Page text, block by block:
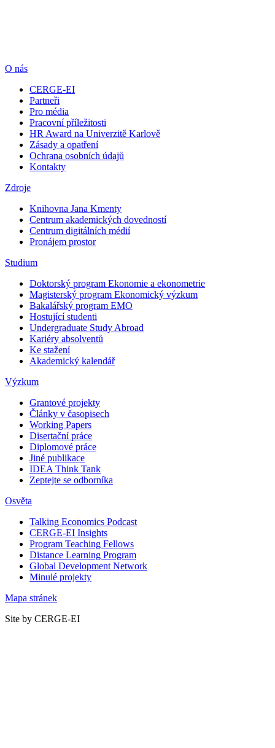
O nás
CERGE-EI
Partneři
Pro média
Pracovní příležitosti
HR Award na Univerzitě Karlově
Zásady a opatření
Ochrana osobních údajů
Kontakty
Zdroje
Knihovna Jana Kmenty
Centrum akademických dovedností
Centrum digitálních médií
Pronájem prostor
Studium
Doktorský program Ekonomie a ekonometrie
Magisterský program Ekonomický výzkum
Bakalářský program EMO
Hostující studenti
Undergraduate Study Abroad
Kariéry absolventů
Ke stažení
Akademický kalendář
Výzkum
Grantové projekty
Články v časopisech
Working Papers
Disertační práce
Diplomové práce
Jiné publikace
IDEA Think Tank
Zeptejte se odborníka
Osvěta
Talking Economics Podcast
CERGE-EI Insights
Program Teaching Fellows
Distance Learning Program
Global Development Network
Minulé projekty
Mapa stránek
Site by CERGE-EI